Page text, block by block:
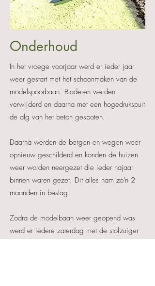
Onderhoud
In het vroege voorjaar werd er ieder jaar
weer gestart met het schoonmaken van de
modelspoorbaan. Bladeren werden
verwijderd en daarna met een hogedrukspuit
de alg van het beton gespoten.
Daarna werden de bergen en wegen weer
opnieuw geschilderd en konden de huizen
weer worden neergezet die ieder najaar
binnen waren gezet. Dit alles nam zo'n 2
maanden in beslag.
Zodra de modelbaan weer geopend was
werd er iedere zaterdag met de stofzuiger